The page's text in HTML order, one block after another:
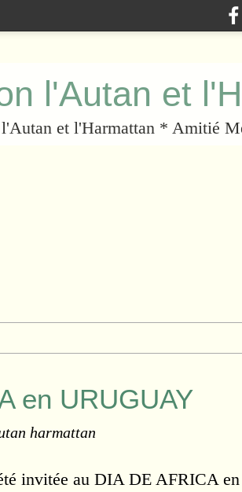
l'Autan et
et l'Harmattan * Amitié
en URUGUAY
harmattan
invitée au DIA DE AFRICA en